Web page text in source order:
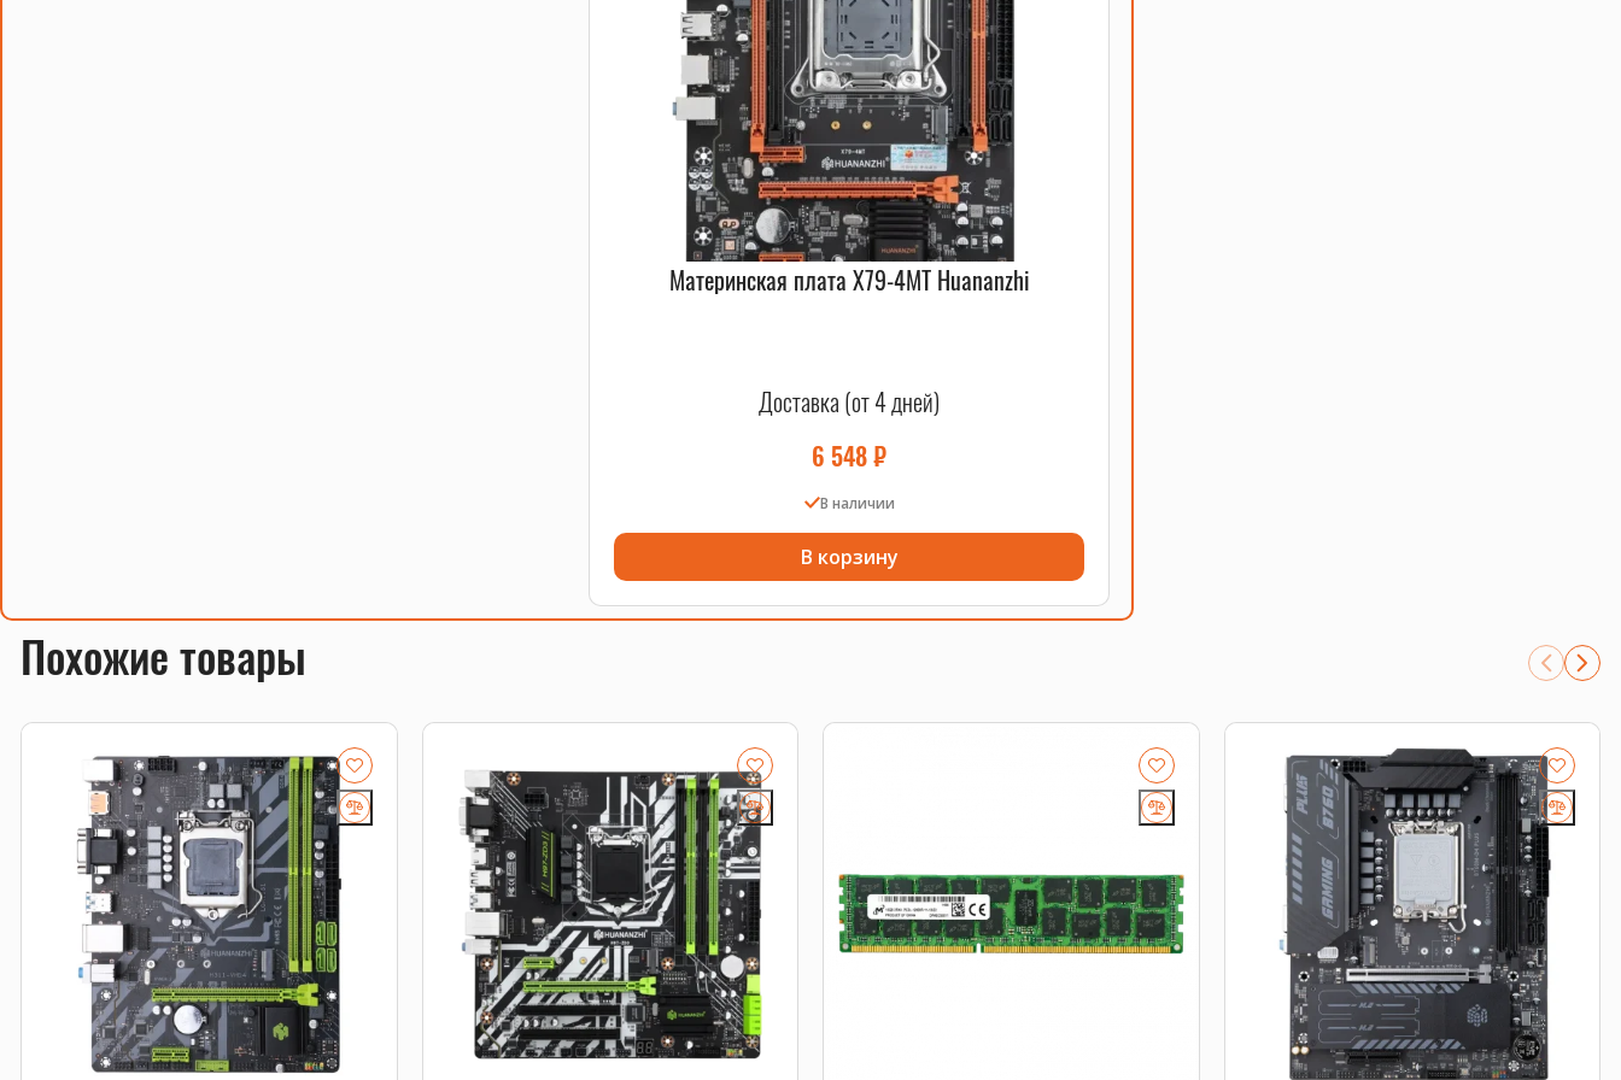
Материнская плата X79-4MT Huananzhi
Доставка (от 4 дней)
6 548₽
В наличии
В корзину
Похожие товары